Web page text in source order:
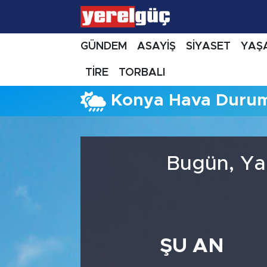
GÜNDEM ASAYİŞ SİYASET
TİRE TORBALI
Konya Hava
Bugün,
ŞU AN